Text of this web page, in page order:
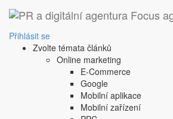
Přihlásit se
Zvolte témata článků
Online marketing
E-Commerce
Google
Mobilní aplikace
Mobilní zařízení
1. 10. 2008
poškození; většinou finanční
poškození; většinou finanční
Sdílejte tento článek: